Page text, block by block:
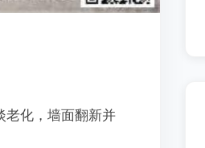
老化，墙面翻新并